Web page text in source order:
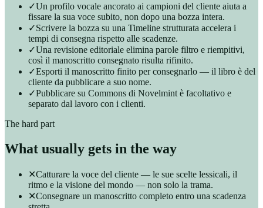
✓Un profilo vocale ancorato ai campioni del cliente aiuta a
fissare la sua voce subito, non dopo una bozza intera.
✓Scrivere la bozza su una Timeline strutturata accelera i
tempi di consegna rispetto alle scadenze.
✓Una revisione editoriale elimina parole filtro e riempitivi,
così il manoscritto consegnato risulta rifinito.
✓Esporti il manoscritto finito per consegnarlo — il libro è del
cliente da pubblicare a suo nome.
✓Pubblicare su Commons di Novelmint è facoltativo e
separato dal lavoro con i clienti.
The hard part
What usually gets in the way
✕Catturare la voce del cliente — le sue scelte lessicali, il
ritmo e la visione del mondo — non solo la trama.
✕Consegnare un manoscritto completo entro una scadenza